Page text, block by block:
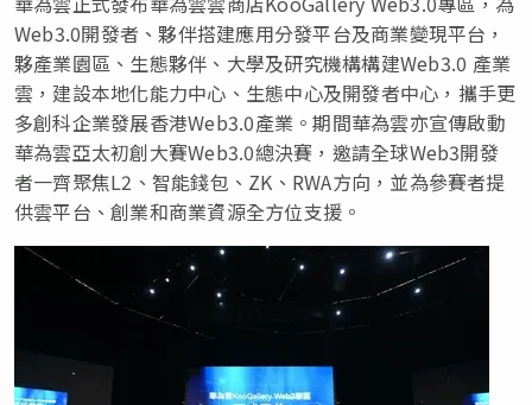
Web3.0開發者、夥伴搭建應用分發平台及商業變現平台，
夥產業園區、生態夥伴、大學及研究機構構建Web3.0 產業
雲，建設本地化能力中心、生態中心及開發者中心，攜手更
多創科企業發展香港Web3.0產業。期間華為雲亦宣傳啟動
華為雲亞太初創大賽Web3.0總決賽，邀請全球Web3開發
者一齊聚焦L2、智能錢包、ZK、RWA方向，並為參賽者提
供雲平台、創業和商業資源全方位支援。